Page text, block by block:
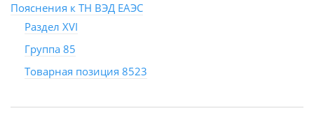
Пояснения к ТН ВЭД ЕАЭС
Раздел XVI
Группа 85
Товарная позиция 8523